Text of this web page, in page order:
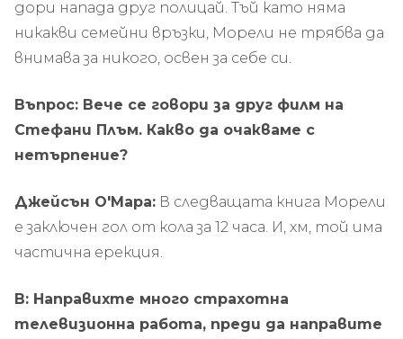
дори напада друг полицай. Тъй като няма
никакви семейни връзки, Морели не трябва да
внимава за никого, освен за себе си.
Въпрос: Вече се говори за друг филм на
Стефани Плъм. Какво да очакваме с
нетърпение?
Джейсън О'Мара: В следващата книга Морели
е заключен гол от кола за 12 часа. И, хм, той има
частична ерекция.
В: Направихте много страхотна
телевизионна работа, преди да направите